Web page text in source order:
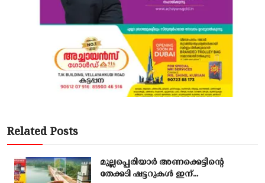
Related Posts
മുല്ലപ്പെരിയാർ അണക്കെട്ടിന്റെ
തേക്കടി ഷട്ടറുകൾ ഇന്...